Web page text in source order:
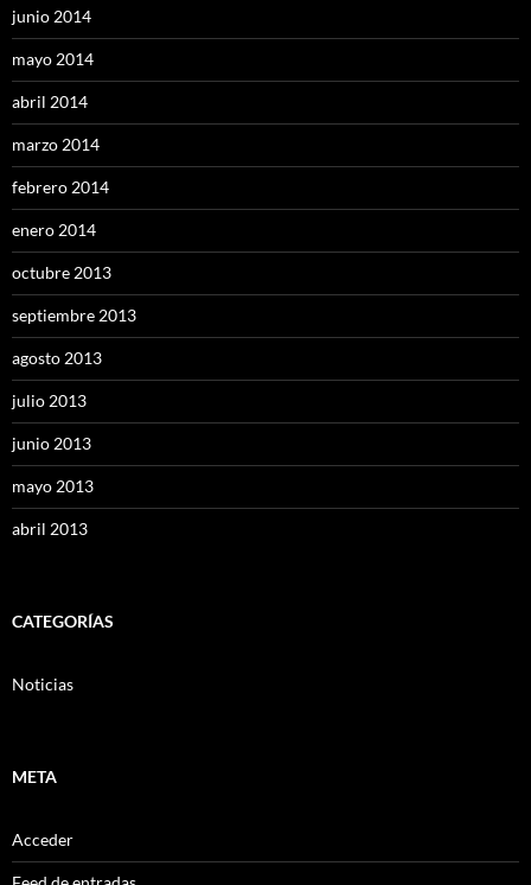
junio 2014
mayo 2014
abril 2014
marzo 2014
febrero 2014
enero 2014
octubre 2013
septiembre 2013
agosto 2013
julio 2013
junio 2013
mayo 2013
abril 2013
CATEGORÍAS
Noticias
META
Acceder